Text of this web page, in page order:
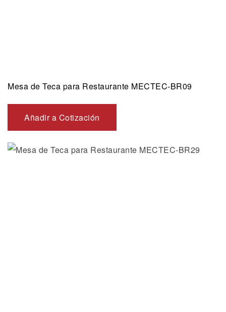
Mesa de Teca para Restaurante MECTEC-BR09
Añadir a Cotización